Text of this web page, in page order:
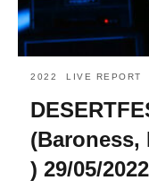
2022 LIVE REPORT
) 29/05/